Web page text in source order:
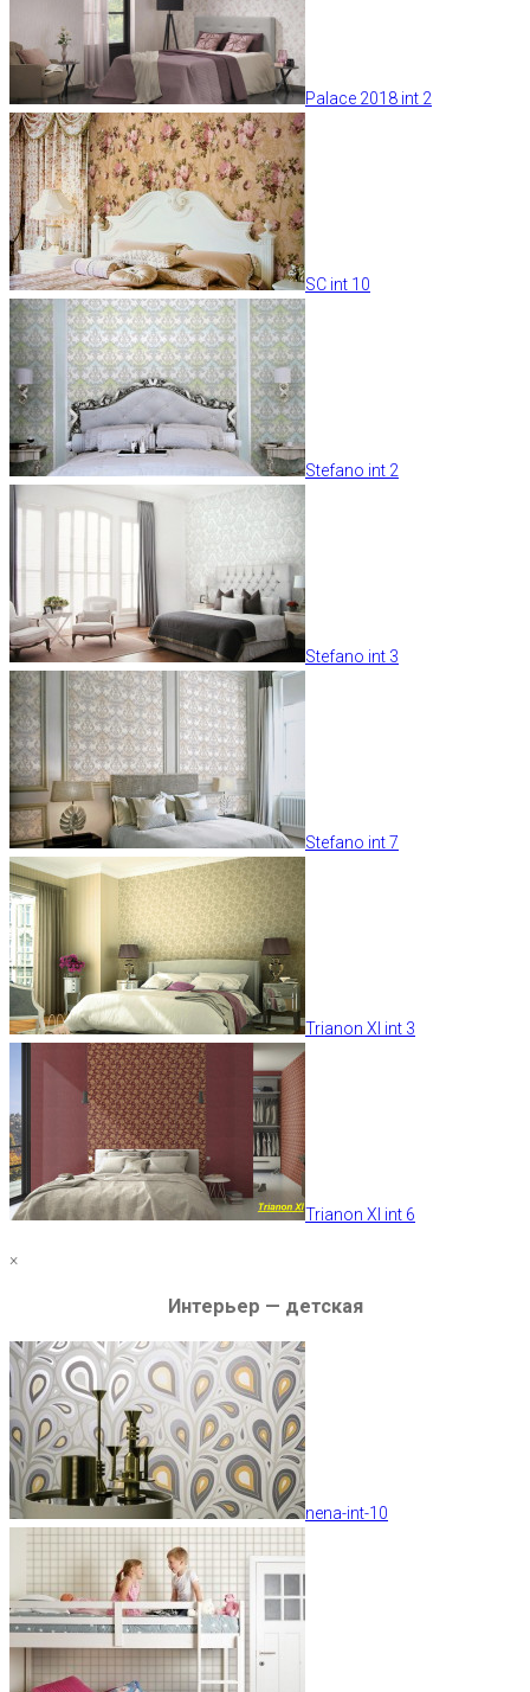
Palace 2018 int 2
SC int 10
Stefano int 2
Stefano int 3
Stefano int 7
Trianon XI int 3
Trianon XI int 6
×
Интерьер — детская
nena-int-10